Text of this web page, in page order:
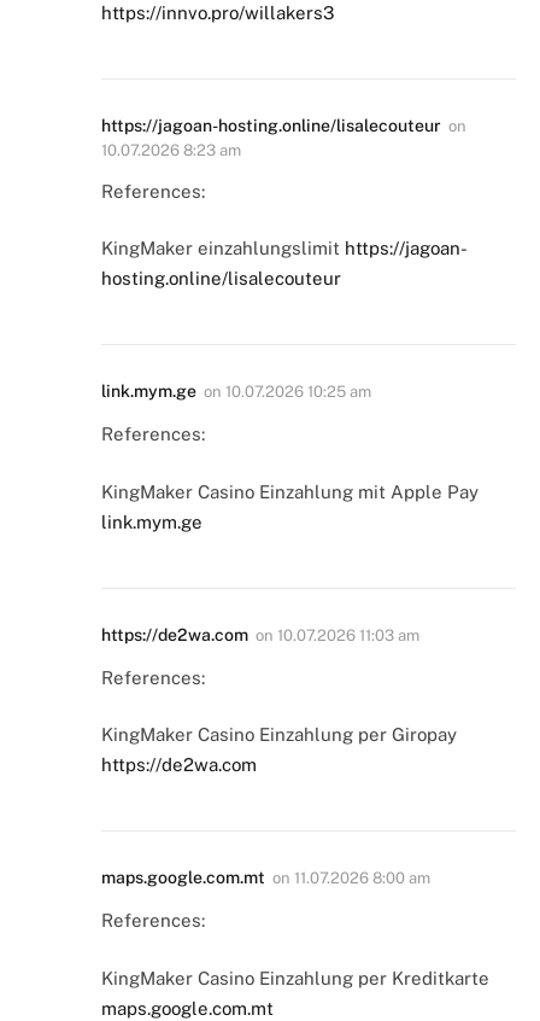
https://innvo.pro/willakers3
https://jagoan-hosting.online/lisalecouteur on
10.07.2026 8:23 am
References:
KingMaker einzahlungslimit https://jagoan-
hosting.online/lisalecouteur
link.mym.ge on 10.07.2026 10:25 am
References:
KingMaker Casino Einzahlung mit Apple Pay
link.mym.ge
https://de2wa.com on 10.07.2026 11:03 am
References:
KingMaker Casino Einzahlung per Giropay
https://de2wa.com
maps.google.com.mt on 11.07.2026 8:00 am
References:
KingMaker Casino Einzahlung per Kreditkarte
maps.google.com.mt